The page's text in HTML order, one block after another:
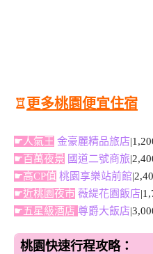
♖ 更多桃園便宜住宿
☛人氣王 金豪麗精品旅店
☛百萬夜景 國道二號商旅
☛高CP值 桃園享樂站前館
☛近桃園夜市 薇緹花園飯店
☛五星級酒店 尊爵大飯店
桃園快速行程攻略：